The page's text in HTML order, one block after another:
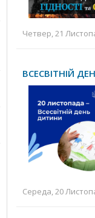
Четвер, 21
ВСЕСВІТНІЙ
Середа, 20